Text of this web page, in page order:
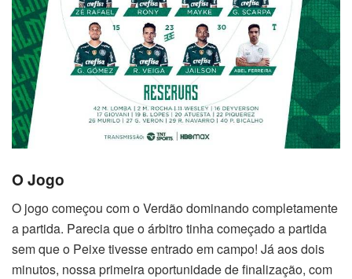
O Jogo
O jogo começou com o Verdão dominando completamente
a partida. Parecia que o árbitro tinha começado a partida
sem que o Peixe tivesse entrado em campo! Já aos dois
minutos, nossa primeira oportunidade de finalização, com